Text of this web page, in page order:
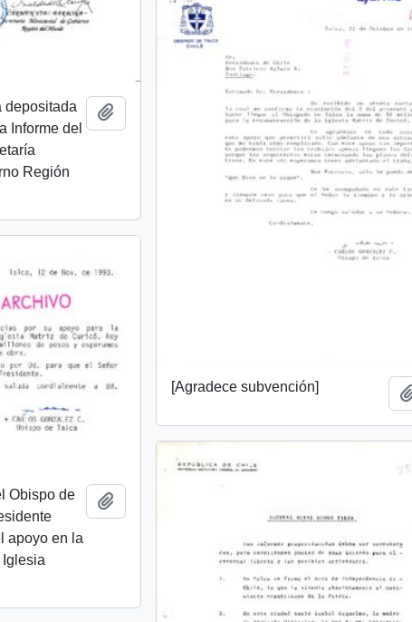
depositada
Informe del
Región
Añadir al portapapeles
[Agradece subvención]
Obispo de
apoyo en la